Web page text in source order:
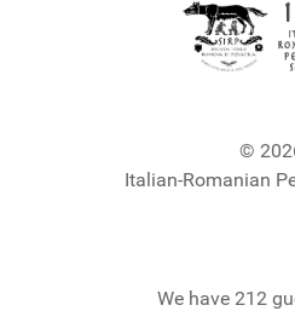
©
Italian-Romanian
We have 212